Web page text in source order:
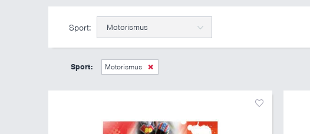
Sport: Motorismus
Sport: Motorismus